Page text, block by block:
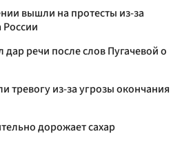
вышли на протесты из-за
дар речи после слов Пугачевой о
тревогу из-за угрозы окончания
дорожает сахар